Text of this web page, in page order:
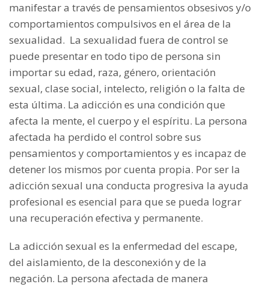
manifestar a través de pensamientos obsesivos y/o
comportamientos compulsivos en el área de la
sexualidad. La sexualidad fuera de control se
puede presentar en todo tipo de persona sin
importar su edad, raza, género, orientación
sexual, clase social, intelecto, religión o la falta de
esta última. La adicción es una condición que
afecta la mente, el cuerpo y el espíritu. La persona
afectada ha perdido el control sobre sus
pensamientos y comportamientos y es incapaz de
detener los mismos por cuenta propia. Por ser la
adicción sexual una conducta progresiva la ayuda
profesional es esencial para que se pueda lograr
una recuperación efectiva y permanente.
La adicción sexual es la enfermedad del escape,
del aislamiento, de la desconexión y de la
negación. La persona afectada de manera